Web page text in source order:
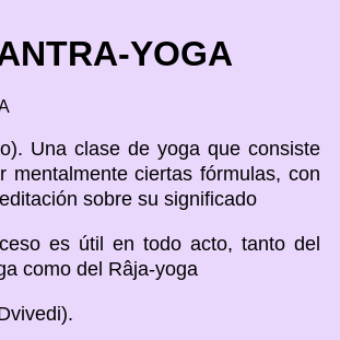
YOGA
Una clase de yoga que consiste
mentalmente ciertas fórmulas, con
sobre su significado
es útil en todo acto, tanto del
como del Râja-yoga